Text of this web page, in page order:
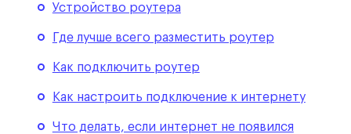
Устройство роутера
Где лучше всего разместить роутер
Как подключить роутер
Как настроить подключение к интернету
Что делать, если интернет не появился